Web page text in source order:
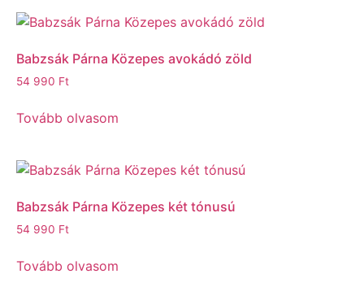
Babzsák Párna Közepes avokádó zöld
54 990 Ft
Tovább olvasom
Babzsák Párna Közepes két tónusú
54 990 Ft
Tovább olvasom